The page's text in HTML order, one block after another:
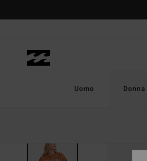
prodotto
Uomo Donna